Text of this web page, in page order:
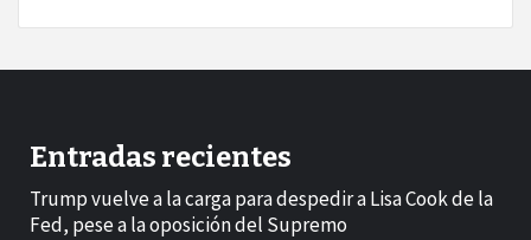
Entradas recientes
Trump vuelve a la carga para despedir a Lisa Cook de la
Fed, pese a la oposición del Supremo